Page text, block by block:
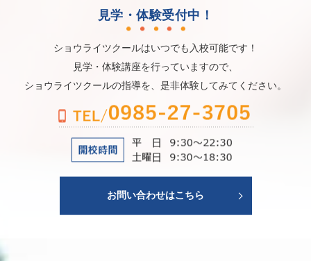
見学・体験受付中！
ショウライツクールはいつでも入校可能です！
見学・体験講座を行っていますので、
ショウライツクールの指導を、是非体験してみてください。
お問い合わせはこちら